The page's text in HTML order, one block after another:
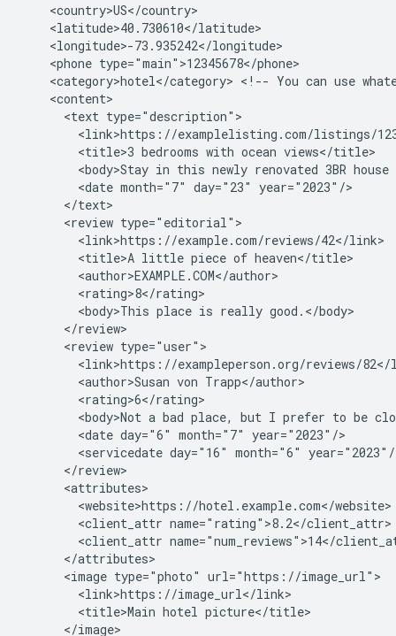
<phone
<category>hotel</category> <!-- You can use
<text
<title>3 bedrooms with ocean
<body>Stay in this newly renovated 3BR house
<date month="7" day="23"
<review
<title>A little piece of
<body>This place is really
<review
<author>Susan von
<body>Not a bad place, but I prefer to be
<date day="6" month="7"
<servicedate day="16" month="6"
<client_attr
<client_attr
<image type="photo"
<title>Main hotel